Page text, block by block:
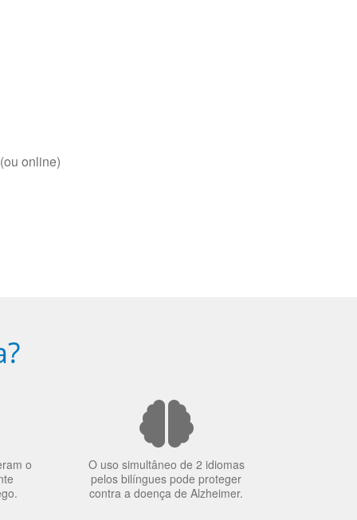
online)
o
O uso simultâneo de 2 idiomas
pelos bilíngues pode proteger
contra a doença de Alzheimer.